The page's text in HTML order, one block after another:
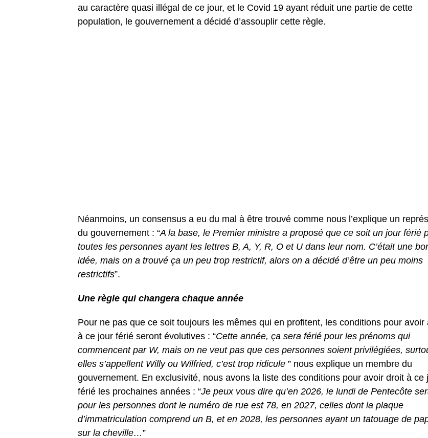
au caractère quasi illégal de ce jour, et le Covid 19 ayant réduit une partie de cette
population, le gouvernement a décidé d’assouplir cette règle.
Néanmoins, un consensus a eu du mal à être trouvé comme nous l’explique un
du gouvernement : “A la base, le Premier ministre a proposé que ce soit un jour férié
toutes les personnes ayant les lettres B, A, Y, R, O et U dans leur nom. C’était une
idée, mais on a trouvé ça un peu trop restrictif, alors on a décidé d’être un peu moins
restrictifs”.
Une règle qui changera chaque année
Pour ne pas que ce soit toujours les mêmes qui en profitent, les conditions pour avoir
à ce jour férié seront évolutives : “Cette année, ça sera férié pour les prénoms qui
commencent par W, mais on ne veut pas que ces personnes soient privilégiées,
elles s’appellent Willy ou Wilfried, c’est trop ridicule ” nous explique un membre du
gouvernement. En exclusivité, nous avons la liste des conditions pour avoir droit à ce
férié les prochaines années : “Je peux vous dire qu’en 2026, le lundi de Pentecôte
pour les personnes dont le numéro de rue est 78, en 2027, celles dont la plaque
d’immatriculation comprend un B, et en 2028, les personnes ayant un tatouage de
sur la cheville…”